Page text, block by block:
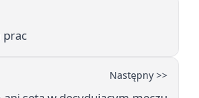
prac
Następny >>